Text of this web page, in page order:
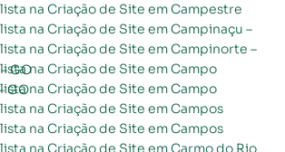
de Goiás – GO
Goiás – GO